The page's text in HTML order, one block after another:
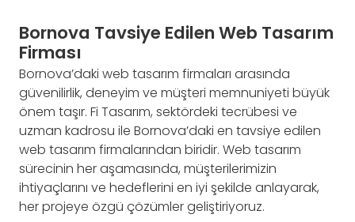
Bornova Tavsiye Edilen Web Tasarım
Firması
Bornova’daki web tasarım firmaları arasında
güvenilirlik, deneyim ve müşteri memnuniyeti büyük
önem taşır. Fi Tasarım, sektördeki tecrübesi ve
uzman kadrosu ile Bornova’daki en tavsiye edilen
web tasarım firmalarından biridir. Web tasarım
sürecinin her aşamasında, müşterilerimizin
ihtiyaçlarını ve hedeflerini en iyi şekilde anlayarak,
her projeye özgü çözümler geliştiriyoruz.